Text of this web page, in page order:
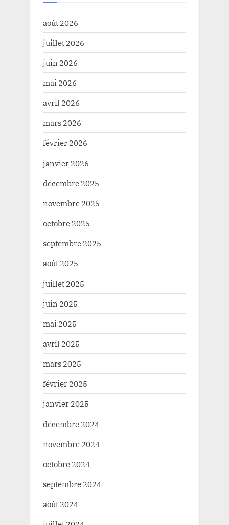
août 2026
juillet 2026
juin 2026
mai 2026
avril 2026
mars 2026
février 2026
janvier 2026
décembre 2025
novembre 2025
octobre 2025
septembre 2025
août 2025
juillet 2025
juin 2025
mai 2025
avril 2025
mars 2025
février 2025
janvier 2025
décembre 2024
novembre 2024
octobre 2024
septembre 2024
août 2024